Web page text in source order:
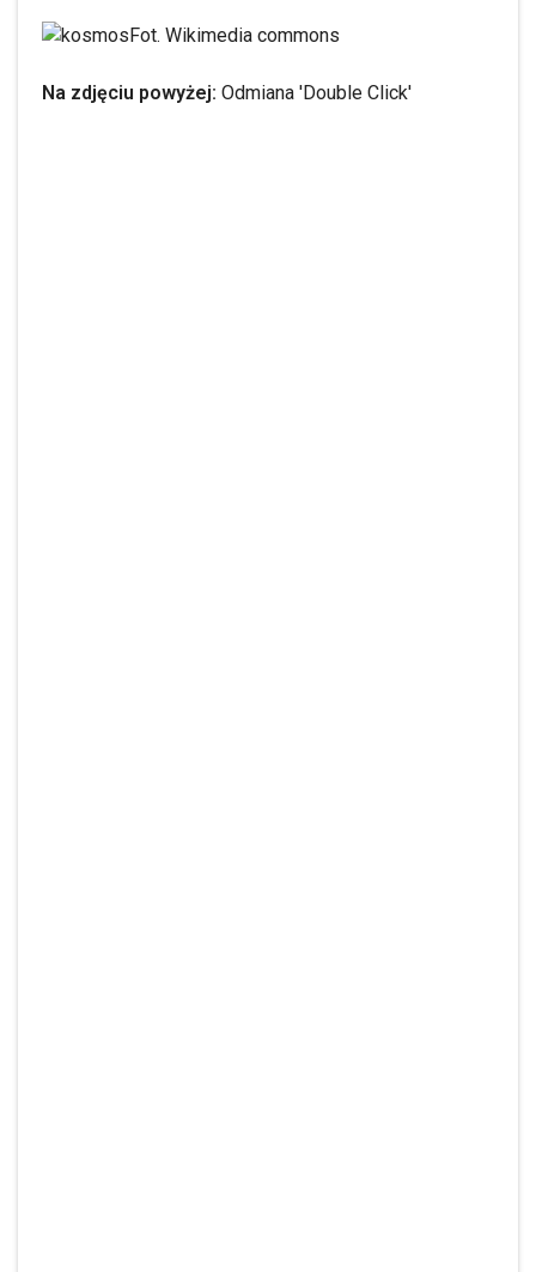
Fot. Wikimedia commons
Na zdjęciu powyżej: Odmiana 'Double Click'